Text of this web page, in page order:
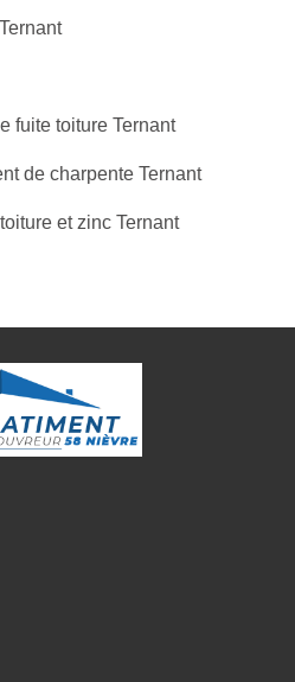
fuite toiture Ternant
de charpente Ternant
et zinc Ternant